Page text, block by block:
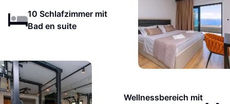
10 Schlafzimmer mit
Bad en suite
Wellnessbereich mit